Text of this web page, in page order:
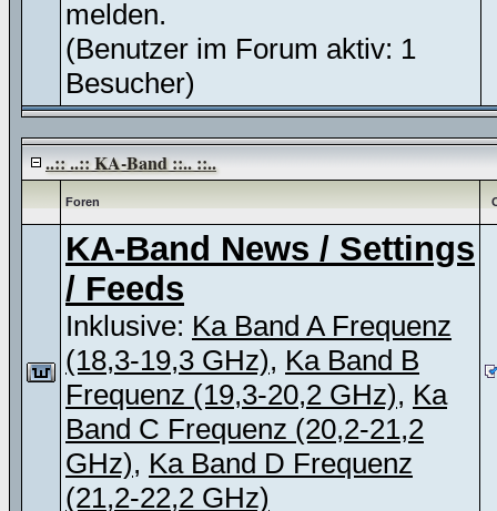
melden.
(Benutzer im Forum aktiv: 1
Besucher)
..:: ..:: KA-Band ::.. ::..
Foren
KA-Band News / Settings
/ Feeds
Inklusive: Ka Band A Frequenz
(18,3-19,3 GHz), Ka Band B
Frequenz (19,3-20,2 GHz), Ka
Band C Frequenz (20,2-21,2
GHz), Ka Band D Frequenz
(21,2-22,2 GHz)